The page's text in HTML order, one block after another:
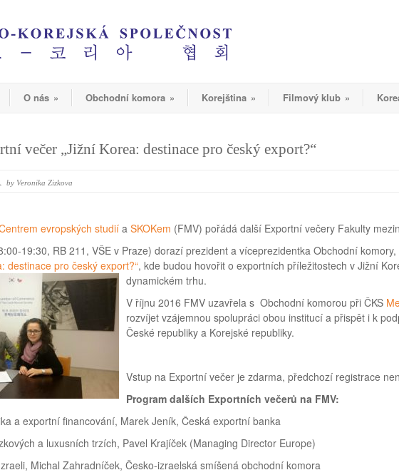
O nás » Obchodní komora » Korejština » Filmový klub »
večer „Jižní Korea: destinace pro český export?“
by Veronika Zizkova
evropských studiía SKOKem (FMV) pořádá další Exportní večery Fakulty
19:30, RB 211, VŠE v Praze) dorazí prezident a víceprezidentka Obchodní
destinace pro český export?“, kde budou hovořit o exportních příležitostech v Jižní
dynamickém trhu.
V říjnu 2016 FMV uzavřela s Obchodní komorou při ČKS
rozvíjet vzájemnou spolupráci obou institucí a přispět i k
České republiky a Korejské republiky.
Vstup na Exportní večer je zdarma, předchozí registrace
Program dalších Exportních večerů na FMV:
a exportní financování, Marek Jeník, Česká exportní banka
a luxusních trzích, Pavel Krajíček (Managing Director Europe)
Michal Zahradníček, Česko-izraelská smíšená obchodní komora